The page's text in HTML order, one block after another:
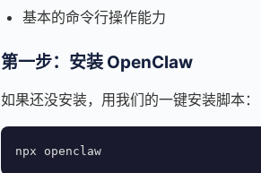
基本的命令行操作能力
第一步：安装 OpenClaw
如果还没安装，用我们的一键安装脚本：
npx openclaw